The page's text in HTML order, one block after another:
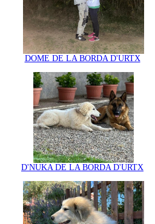
DOME DE LA BORDA D'URTX
D'NUKA DE LA BORDA D'URTX